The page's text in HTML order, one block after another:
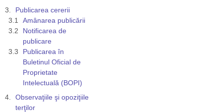
Publicarea cererii
Amânarea publicării
Notificarea de
publicare
Publicarea în
Buletinul Oficial de
Proprietate
Intelectuală (BOPI)
Observaţiile şi opoziţiile
terţilor